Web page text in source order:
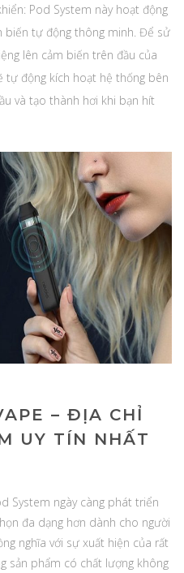
Pod System này hoạt động
biến tự động thông minh. Để sử
lên cảm biến trên đầu của
tự động kích hoạt hệ thống bên
và tạo thành hơi khi bạn hít
– ĐỊA CHỈ
UY TÍN NHẤT
System ngày càng phát triển
đa dạng hơn dành cho người
nghĩa với sự xuất hiện của rất
sản phẩm có chất lượng không